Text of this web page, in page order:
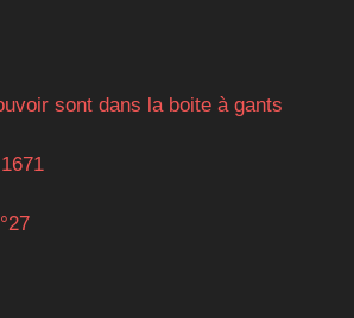
sont dans la boite à gants